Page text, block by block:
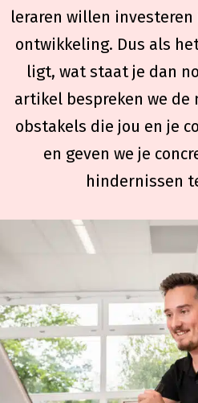
leraren willen
ontwikkeling. Dus als
ligt, wat staat je dan
artikel bespreken we de
obstakels die jou en je
en geven we je
hindernissen